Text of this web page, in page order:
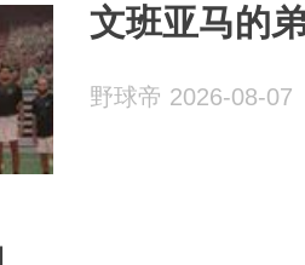
文班亚马的
野球帝 2026-08-07